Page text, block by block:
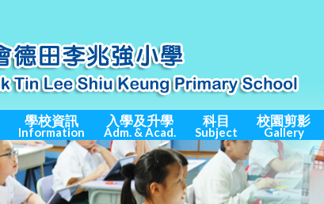
學校資訊
Information
入學及升學
Adm. & Acad.
科目
Subject
校園剪影
Gallery